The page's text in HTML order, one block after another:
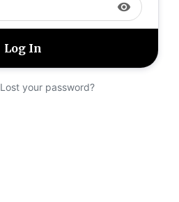
visibility
Lost your password?